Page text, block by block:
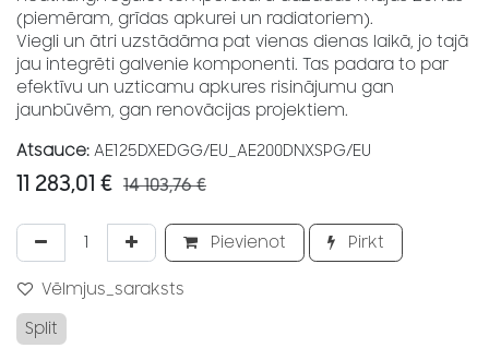
(piemēram, grīdas apkurei un radiatoriem).
Viegli un ātri uzstādāma pat vienas dienas laikā, jo tajā
jau integrēti galvenie komponenti. Tas padara to par
efektīvu un uzticamu apkures risinājumu gan
jaunbūvēm, gan renovācijas projektiem.
Atsauce: AE125DXEDGG/EU_AE200DNXSPG/EU
11 283,01 € 14 103,76€
Pievienot Pirkt
Vēlmjus_saraksts
Split